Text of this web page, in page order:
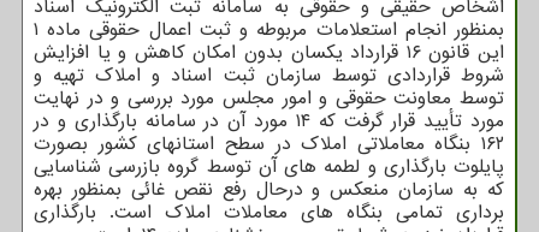
اشخاص حقیقی و حقوقی به سامانه ثبت الکترونیک اسناد
بمنظور انجام استعلامات مربوطه و ثبت اعمال حقوقی ماده ۱
این قانون ۱۶ قرارداد یکسان بدون امکان کاهش و یا افزایش
شروط قراردادی توسط سازمان ثبت اسناد و املاک تهیه و
توسط معاونت حقوقی و امور مجلس مورد بررسی و در نهایت
مورد تأیید قرار گرفت که ۱۴ مورد آن در سامانه بارگذاری و در
۱۶۲ بنگاه معاملاتی املاک در سطح استانهای کشور بصورت
پایلوت بارگذاری و لطمه های آن توسط گروه بازرسی شناسایی
که به سازمان منعکس و درحال رفع نقص غائی بمنظور بهره
برداری تمامی بنگاه های معاملات املاک است. بارگذاری